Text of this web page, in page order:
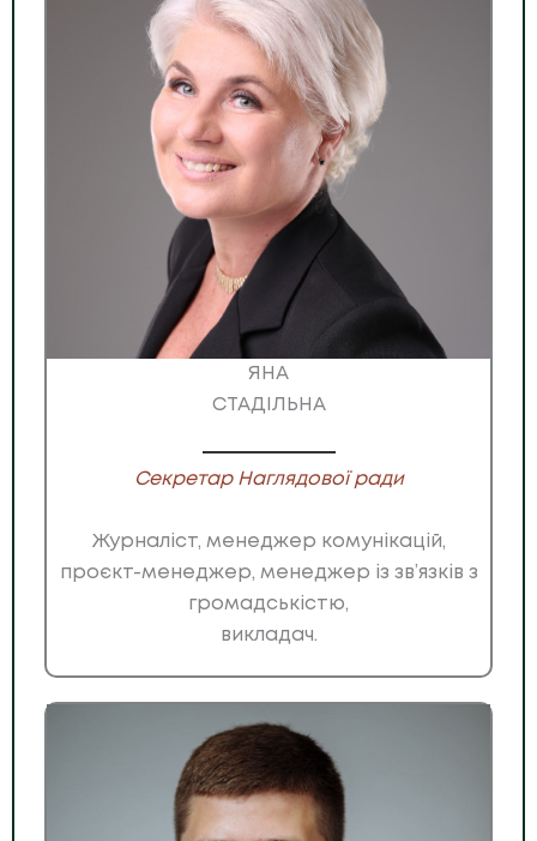
ЯНА
СТАДІЛЬНА
Секретар Наглядової ради
Журналіст, менеджер комунікацій,
проєкт-менеджер, менеджер із зв’язків з
громадськістю,
викладач.